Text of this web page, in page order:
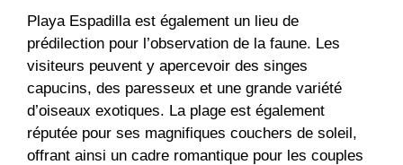
Playa Espadilla est également un lieu de
prédilection pour l’observation de la faune. Les
visiteurs peuvent y apercevoir des singes
capucins, des paresseux et une grande variété
d’oiseaux exotiques. La plage est également
réputée pour ses magnifiques couchers de soleil,
offrant ainsi un cadre romantique pour les couples